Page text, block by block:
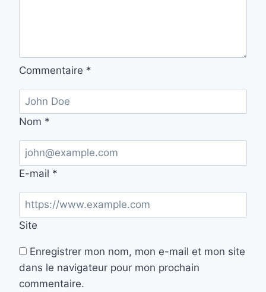
Commentaire *
Nom *
E-mail *
Site
Enregistrer mon nom, mon e-mail et mon site
dans le navigateur pour mon prochain
commentaire.